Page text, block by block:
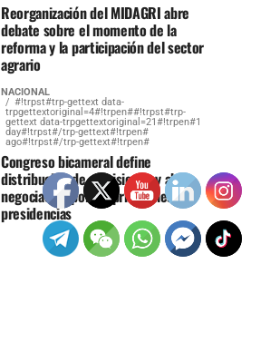
Reorganización del MIDAGRI abre
debate sobre el momento de la
reforma y la participación del sector
agrario
NACIONAL
#!trpst#trp-gettext data-
trpgettextoriginal=4#!trpen##!trpst#trp-
gettext data-trpgettextoriginal=21#!trpen#1
day#!trpst#/trp-gettext#!trpen#
ago#!trpst#/trp-gettext#!trpen#
Congreso bicameral define
distribución de comisiones y abre
negociación por las principales
presidencias